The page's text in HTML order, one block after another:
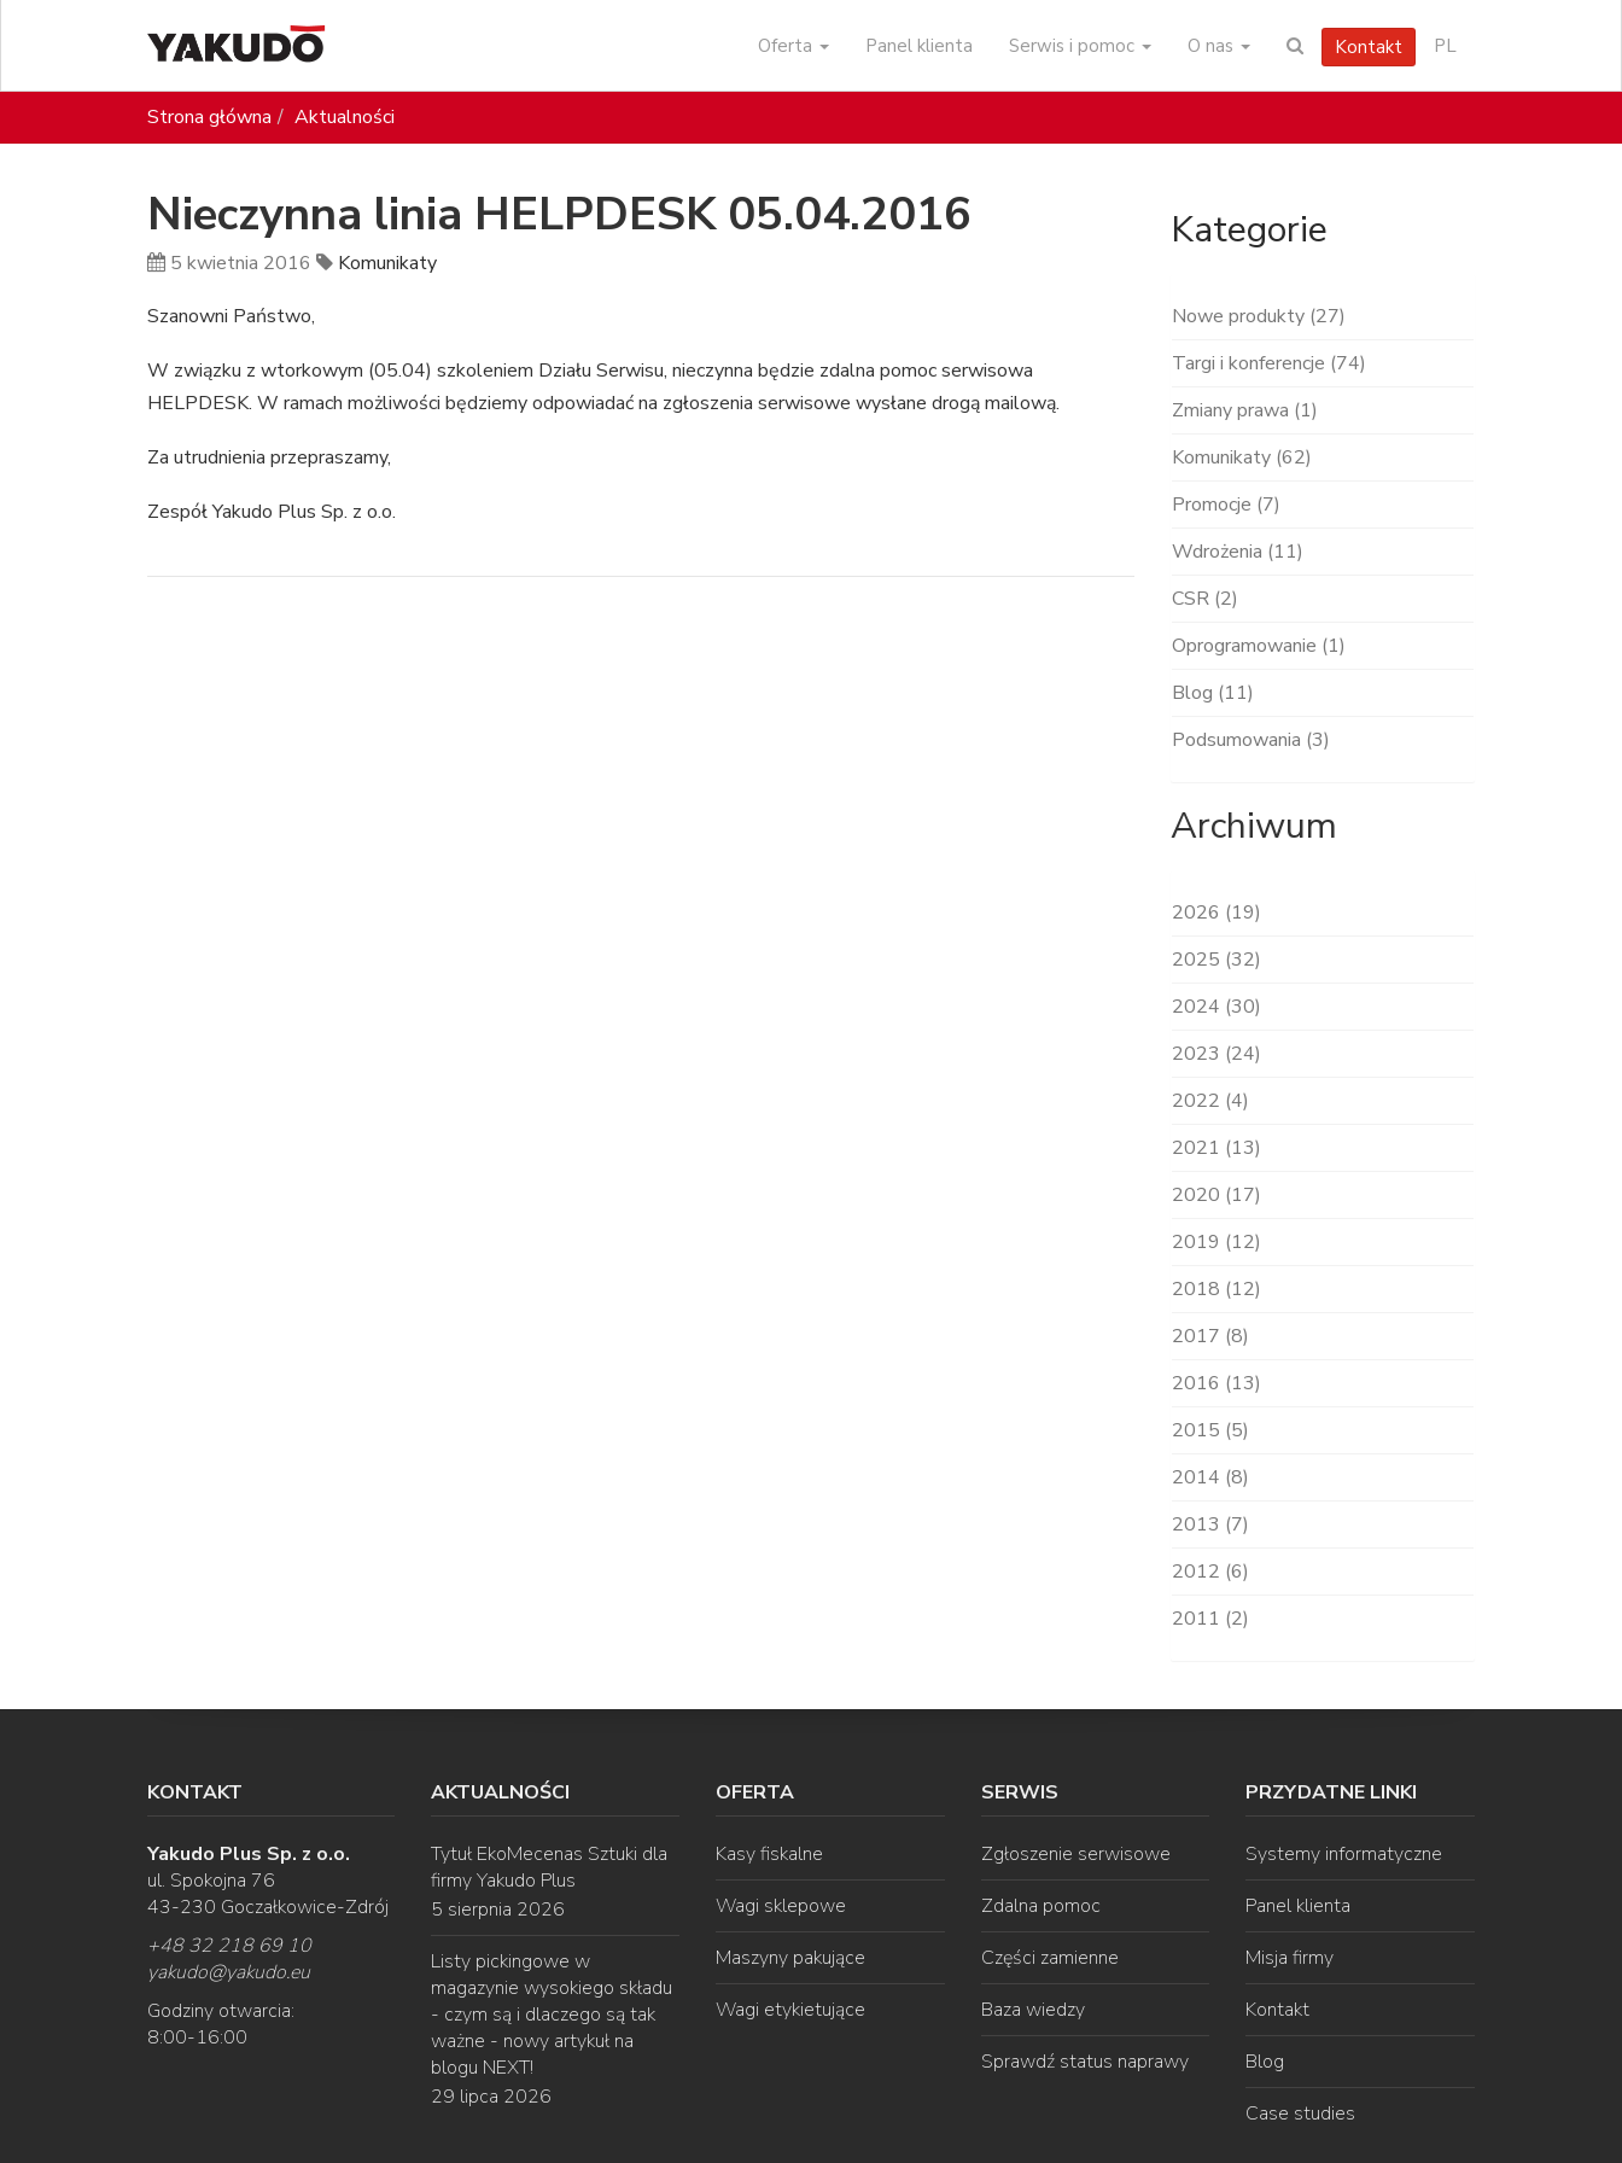
Oferta Panel klienta Serwis i pomoc O nas Kontakt PL
Strona główna Aktualności
Nieczynna linia HELPDESK 05.04.2016
5 kwietnia 2016
Komunikaty
Szanowni Państwo,
W związku z wtorkowym (05.04) szkoleniem Działu Serwisu, nieczynna będzie zdalna pomoc serwisowa
HELPDESK. W ramach możliwości będziemy odpowiadać na zgłoszenia serwisowe wysłane drogą mailową.
Za utrudnienia przepraszamy,
Zespół Yakudo Plus Sp. z o.o.
Kategorie
Nowe produkty (27)
Targi i konferencje (74)
Zmiany prawa (1)
Komunikaty (62)
Promocje (7)
Wdrożenia (11)
CSR (2)
Oprogramowanie (1)
Blog (11)
Podsumowania (3)
Archiwum
2026 (19)
2025 (32)
2024 (30)
2023 (24)
2022 (4)
2021 (13)
2020 (17)
2019 (12)
2018 (12)
2017 (8)
2016 (13)
2015 (5)
2014 (8)
2013 (7)
2012 (6)
2011 (2)
KONTAKT
Yakudo Plus Sp. z o.o.
ul. Spokojna 76
43-230 Goczałkowice-Zdrój
+48 32 218 69 10
yakudo@yakudo.eu
Godziny otwarcia:
8:00-16:00
AKTUALNOŚCI
Tytuł EkoMecenas Sztuki dla
firmy Yakudo Plus
5 sierpnia 2026
Listy pickingowe w
magazynie wysokiego składu
- czym są i dlaczego są tak
ważne - nowy artykuł na
blogu NEXT!
29 lipca 2026
OFERTA
Kasy fiskalne
Wagi sklepowe
Maszyny pakujące
Wagi etykietujące
SERWIS
Zgłoszenie serwisowe
Zdalna pomoc
Części zamienne
Baza wiedzy
Sprawdź status naprawy
PRZYDATNE LINKI
Systemy informatyczne
Panel klienta
Misja firmy
Kontakt
Blog
Case studies